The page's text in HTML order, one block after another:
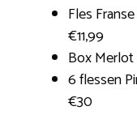
Fles
€11,99
Box
6 flessen
€30